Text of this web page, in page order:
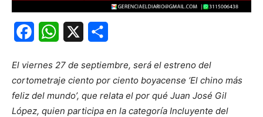
FacebookWhatsApp
El viernes 27 de septiembre, será el estreno del
cortometraje ciento por ciento boyacense ‘El chino más
feliz del mundo’, que relata el por qué Juan José Gil
López, quien participa en la categoría Incluyente del